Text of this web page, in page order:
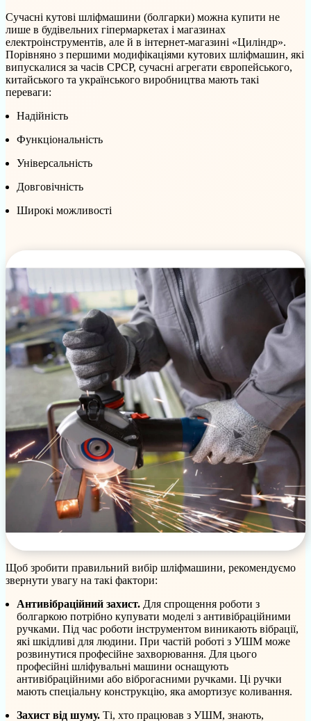
Сучасні кутові шліфмашини (болгарки) можна купити не
лише в будівельних гіпермаркетах і магазинах
електроінструментів, але й в інтернет-магазині «Циліндр».
Порівняно з першими модифікаціями кутових шліфмашин, які
випускалися за часів СРСР, сучасні агрегати європейського,
китайського та українського виробництва мають такі
переваги:
Надійність
Функціональність
Універсальність
Довговічність
Широкі можливості
Щоб зробити правильний вибір шліфмашини, рекомендуємо
звернути увагу на такі фактори:
Антивібраційний захист. Для спрощення роботи з
болгаркою потрібно купувати моделі з антивібраційними
ручками. Під час роботи інструментом виникають вібрації,
які шкідливі для людини. При частій роботі з УШМ може
розвинутися професійне захворювання. Для цього
професійні шліфувальні машини оснащують
антивібраційними або віброгасними ручками. Ці ручки
мають спеціальну конструкцію, яка амортизує коливання.
Захист від шуму. Ті, хто працював з УШМ, знають,